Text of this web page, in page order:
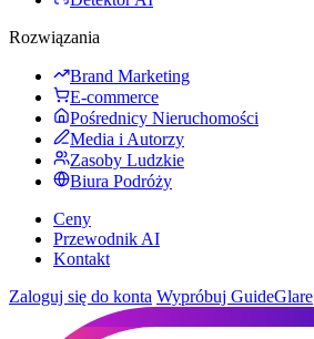
Rozwiązania
Brand Marketing
E-commerce
Pośrednicy Nieruchomości
Media i Autorzy
Zasoby Ludzkie
Biura Podróży
Ceny
Przewodnik AI
Kontakt
Zaloguj się do konta Wypróbuj GuideGlare